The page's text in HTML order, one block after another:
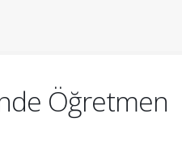
Öğretmen